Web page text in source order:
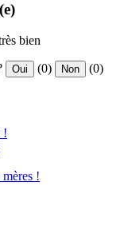
bien
Oui (0) Non (0)
!
!